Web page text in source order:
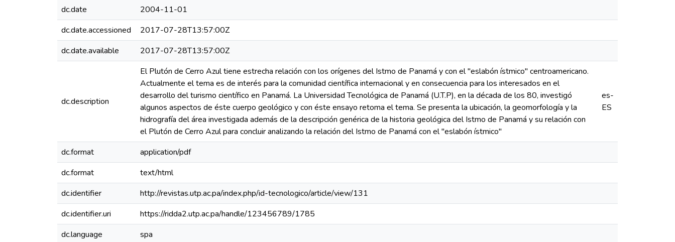
dc.date
2004-11-01
dc.date.accessioned
2017-07-28T13:57:00Z
dc.date.available
2017-07-28T13:57:00Z
dc.description
El Plutón de Cerro Azul tiene estrecha relación con los orígenes del Istmo de Panamá y con el "eslabón ístmico" centroamericano.
Actualmente el tema es de interés para la comunidad científica internacional y en consecuencia para los interesados en el
desarrollo del turismo científico en Panamá. La Universidad Tecnológica de Panamá (U.T.P), en la década de los 80, investigó
algunos aspectos de éste cuerpo geológico y con éste ensayo retoma el tema. Se presenta la ubicación, la geomorfología y la
hidrografía del área investigada además de la descripción genérica de la historia geológica del Istmo de Panamá y su relación con
el Plutón de Cerro Azul para concluir analizando la relación del Istmo de Panamá con el "eslabón ístmico"
es-
ES
dc.format
application/pdf
dc.format
text/html
dc.identifier
http://revistas.utp.ac.pa/index.php/id-tecnologico/article/view/131
dc.identifier.uri
https://ridda2.utp.ac.pa/handle/123456789/1785
dc.language
spa